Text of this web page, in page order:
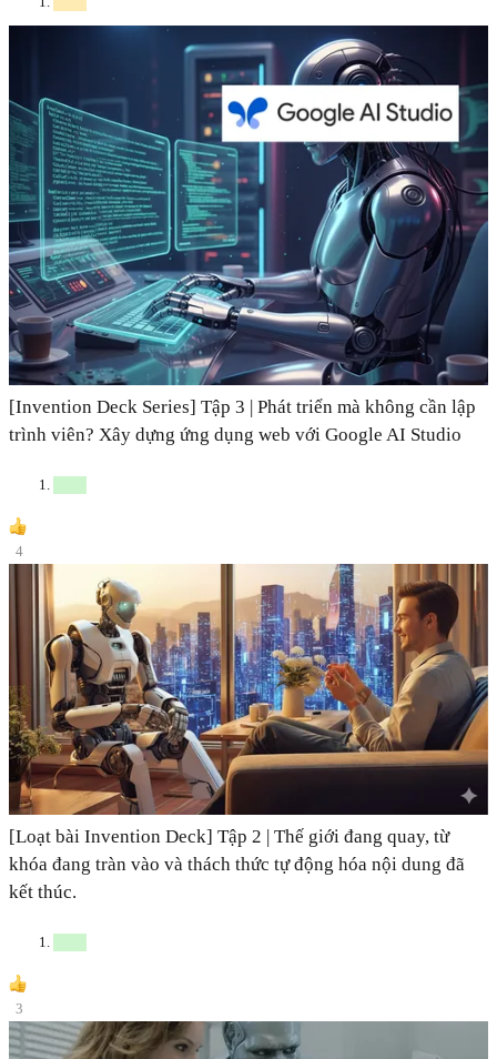
[Invention Deck Series] Tập 3 | Phát triển mà không cần lập
trình viên? Xây dựng ứng dụng web với Google AI Studio
4
[Loạt bài Invention Deck] Tập 2 | Thế giới đang quay, từ
khóa đang tràn vào và thách thức tự động hóa nội dung đã
kết thúc.
3